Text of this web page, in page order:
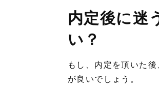
内定後に迷
い？
もし、内定を頂いた
が良いでしょう。